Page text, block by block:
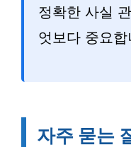
정확한 사실
엇보다 중요합
자주 묻는